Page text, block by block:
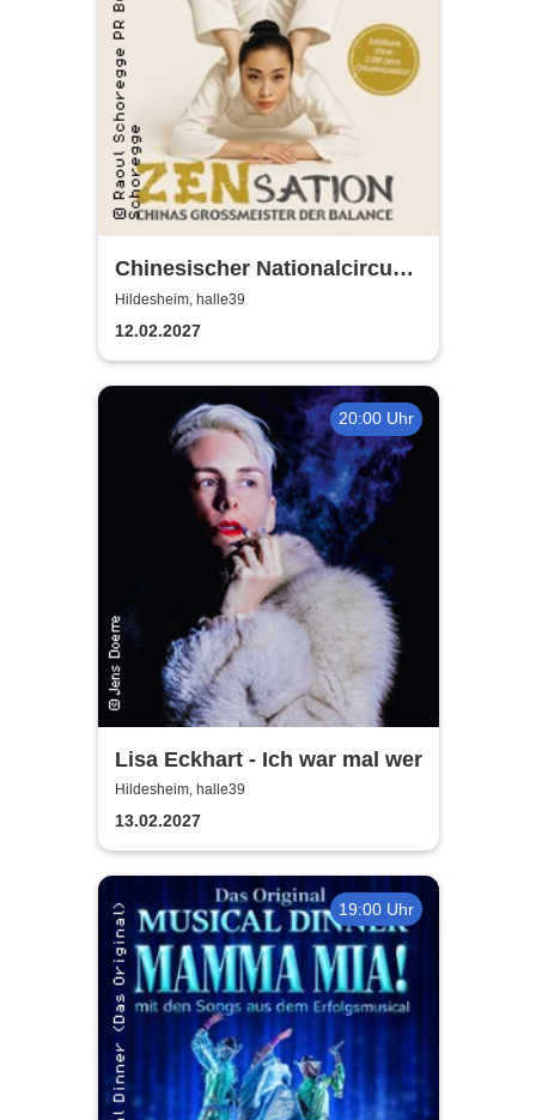
Chinesischer Nationalcircus -
ZENsation - Chinas
Grossmeister der Balance
Hildesheim, halle39
12.02.2027
20:00 Uhr
Lisa Eckhart - Ich war mal wer
Hildesheim, halle39
13.02.2027
19:00 Uhr